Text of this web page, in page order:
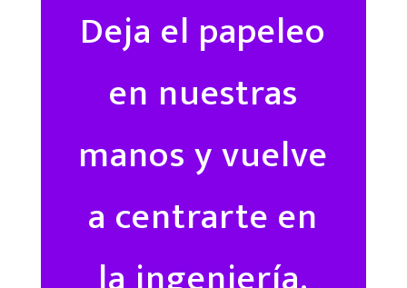
Deja el papeleo
en nuestras
manos y vuelve
a centrarte en